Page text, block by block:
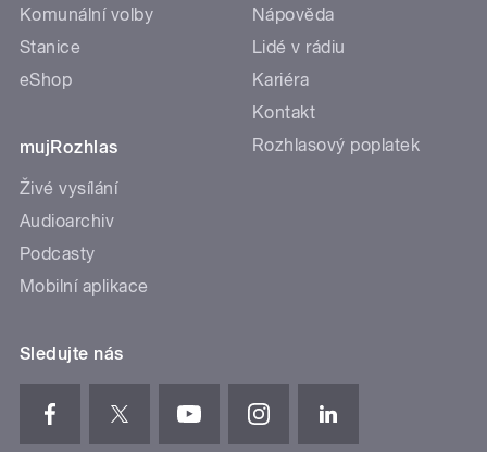
Komunální volby
Stanice
eShop
mujRozhlas
Živé vysílání
Audioarchiv
Podcasty
Mobilní aplikace
Nápověda
Lidé v rádiu
Kariéra
Kontakt
Rozhlasový poplatek
Sledujte nás